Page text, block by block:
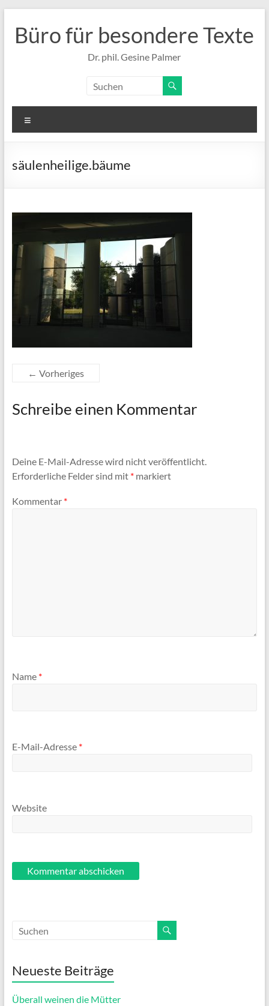
Inhalt
springen
Büro für besondere Texte
Dr. phil. Gesine Palmer
säulenheilige.bäume
← Vorheriges
Schreibe einen Kommentar
Deine E-Mail-Adresse wird nicht veröffentlicht.
Erforderliche Felder sind mit *markiert
Kommentar *
Name *
E-Mail-Adresse *
Website
Neueste Beiträge
Überall weinen die Mütter